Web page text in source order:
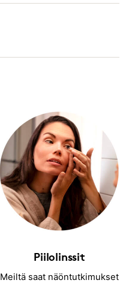
Piilolinssit
Meiltä saat näöntutkimukset